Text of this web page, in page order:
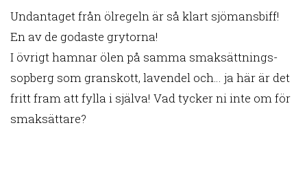
Undantaget från ölregeln är så klart sjömansbiff!
En av de godaste grytorna!
I övrigt hamnar ölen på samma smaksättnings-
sopberg som granskott, lavendel och… ja här är det
fritt fram att fylla i själva! Vad tycker ni inte om för
smaksättare?